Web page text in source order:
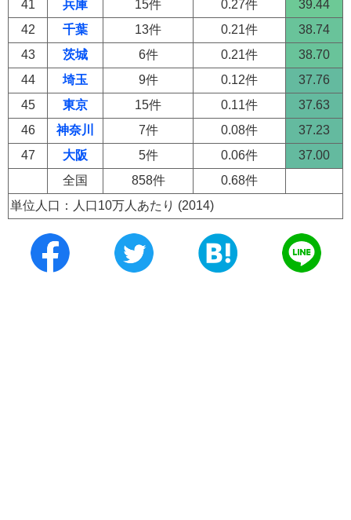
41 兵庫 15件 0.27件
39.44
42
千葉 13件 0.21件
38.74
43
茨城 6件 0.21件
38.70
44
埼玉 9件 0.12件
37.76
45
東京 15件 0.11件
37.63
46
神奈川 7件 0.08件
37.23
47
大阪 5件 0.06件
37.00
全国
858件
0.68件
単位人口：人口10万人あたり (2014)